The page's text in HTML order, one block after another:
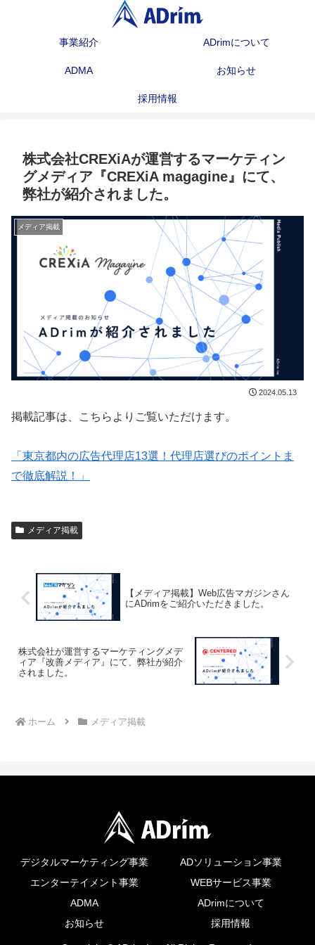
事業紹介 ADrimについて
ADMA お知らせ
採用情報
株式会社CREXiAが運営するマーケティン
グメディア『CREXiA magagine』にて、
弊社が紹介されました。
メディア掲載
2024.05.13
掲載記事は、こちらよりご覧いただけます。
「東京都内の広告代理店13選！代理店選びのポイントま
で徹底解説！」
メディア掲載
【メディア掲載】Web広告マガジンさん
にADrimをご紹介いただきました。
株式会社が運営するマーケティングメデ
ィア『改善メディア』にて、弊社が紹介
されました。
ホーム メディア掲載
デジタルマーケティング事業
ADソリューション事業
エンターテイメント事業
WEBサービス事業
ADMA
ADrimについて
お知らせ
採用情報